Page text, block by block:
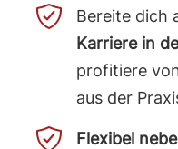
Bereite dich
Karriere in
profitiere
aus der
Flexibel